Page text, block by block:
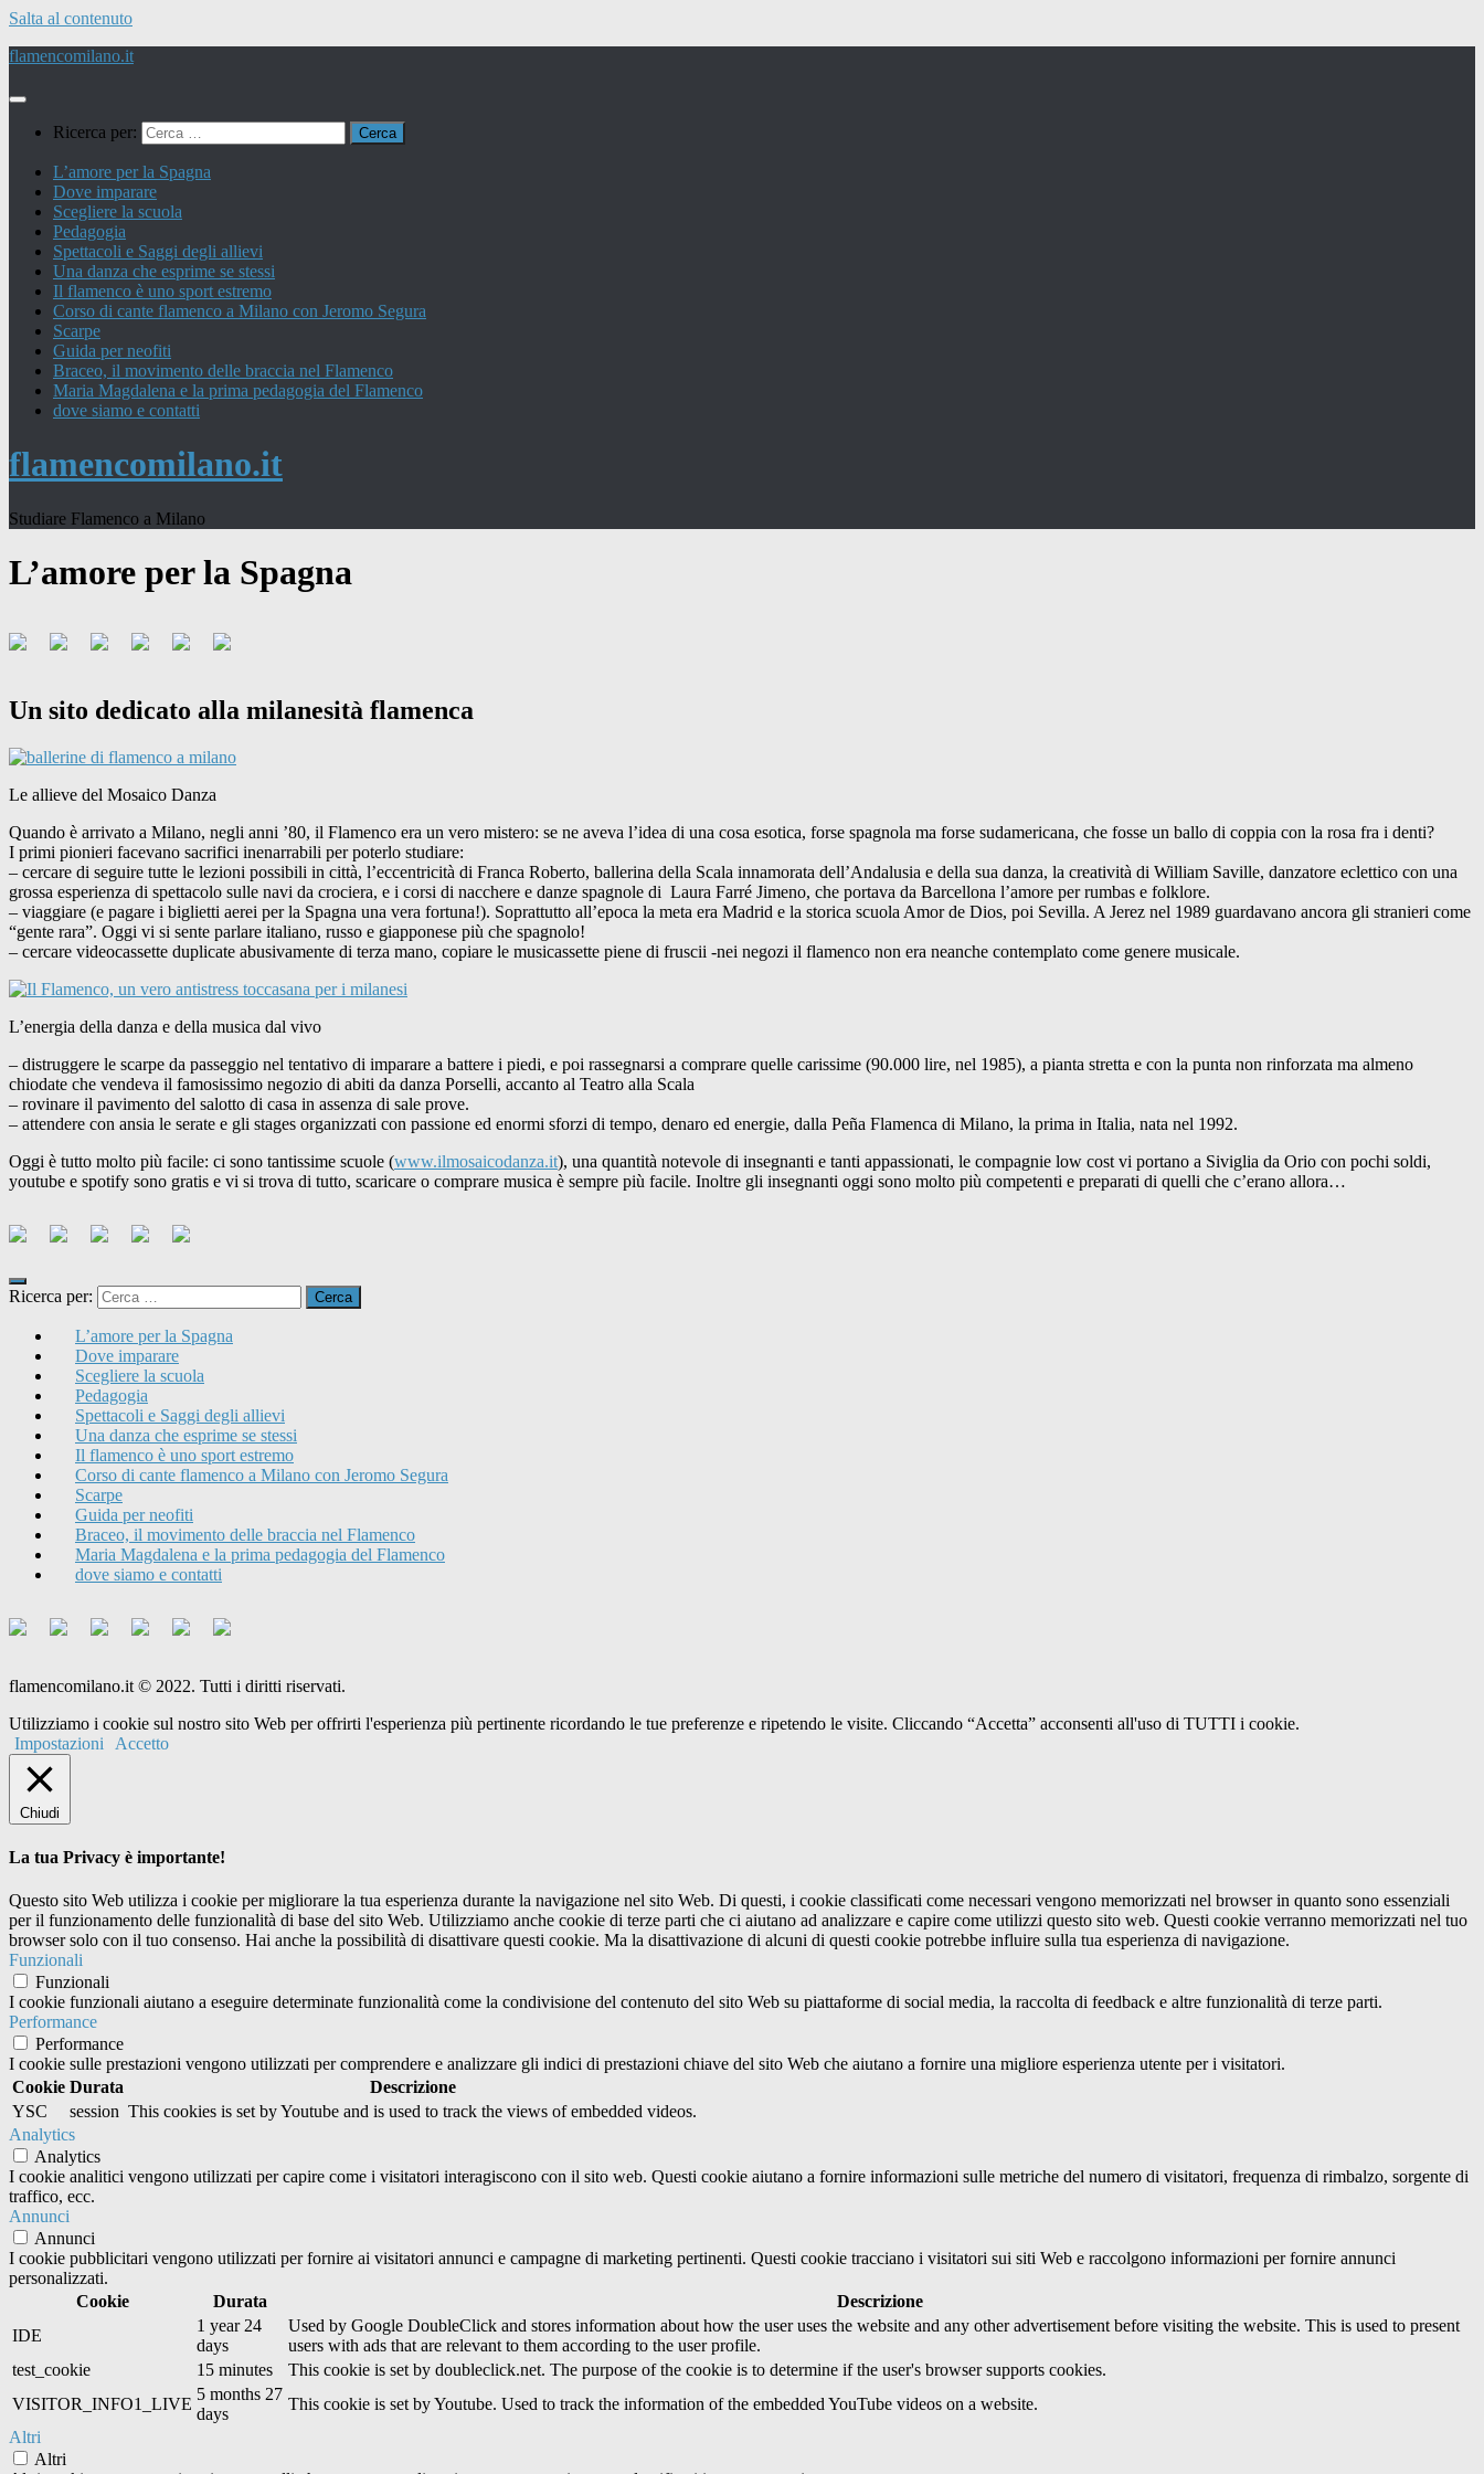
Salta al contenuto
flamencomilano.it
Ricerca per:
L’amore per la Spagna
Dove imparare
Scegliere la scuola
Pedagogia
Spettacoli e Saggi degli allievi
Una danza che esprime se stessi
Il flamenco è uno sport estremo
Corso di cante flamenco a Milano con Jeromo Segura
Scarpe
Guida per neofiti
Braceo, il movimento delle braccia nel Flamenco
Maria Magdalena e la prima pedagogia del Flamenco
dove siamo e contatti
flamencomilano.it
Studiare Flamenco a Milano
L’amore per la Spagna
Un sito dedicato alla milanesità flamenca
Le allieve del Mosaico Danza
Quando è arrivato a Milano, negli anni ’80, il Flamenco era un vero mistero: se ne aveva l’idea di una cosa esotica, forse spagnola ma forse sudamericana, che fosse un ballo di coppia con la rosa fra i denti?
I primi pionieri facevano sacrifici inenarrabili per poterlo studiare:
– cercare di seguire tutte le lezioni possibili in città, l’eccentricità di Franca Roberto, ballerina della Scala innamorata dell’Andalusia e della sua danza, la creatività di William Saville, danzatore eclettico con una
grossa esperienza di spettacolo sulle navi da crociera, e i corsi di nacchere e danze spagnole di Laura Farré Jimeno, che portava da Barcellona l’amore per rumbas e folklore.
– viaggiare (e pagare i biglietti aerei per la Spagna una vera fortuna!). Soprattutto all’epoca la meta era Madrid e la storica scuola Amor de Dios, poi Sevilla. A Jerez nel 1989 guardavano ancora gli stranieri come
“gente rara”. Oggi vi si sente parlare italiano, russo e giapponese più che spagnolo!
– cercare videocassette duplicate abusivamente di terza mano, copiare le musicassette piene di fruscii -nei negozi il flamenco non era neanche contemplato come genere musicale.
L’energia della danza e della musica dal vivo
– distruggere le scarpe da passeggio nel tentativo di imparare a battere i piedi, e poi rassegnarsi a comprare quelle carissime (90.000 lire, nel 1985), a pianta stretta e con la punta non rinforzata ma almeno
chiodate che vendeva il famosissimo negozio di abiti da danza Porselli, accanto al Teatro alla Scala
– rovinare il pavimento del salotto di casa in assenza di sale prove.
– attendere con ansia le serate e gli stages organizzati con passione ed enormi sforzi di tempo, denaro ed energie, dalla Peña Flamenca di Milano, la prima in Italia, nata nel 1992.
Oggi è tutto molto più facile: ci sono tantissime scuole (www.ilmosaicodanza.it), una quantità notevole di insegnanti e tanti appassionati, le compagnie low cost vi portano a Siviglia da Orio con pochi soldi,
youtube e spotify sono gratis e vi si trova di tutto, scaricare o comprare musica è sempre più facile. Inoltre gli insegnanti oggi sono molto più competenti e preparati di quelli che c’erano allora…
Ricerca per:
L’amore per la Spagna
Dove imparare
Scegliere la scuola
Pedagogia
Spettacoli e Saggi degli allievi
Una danza che esprime se stessi
Il flamenco è uno sport estremo
Corso di cante flamenco a Milano con Jeromo Segura
Scarpe
Guida per neofiti
Braceo, il movimento delle braccia nel Flamenco
Maria Magdalena e la prima pedagogia del Flamenco
dove siamo e contatti
flamencomilano.it © 2022. Tutti i diritti riservati.
Utilizziamo i cookie sul nostro sito Web per offrirti l'esperienza più pertinente ricordando le tue preferenze e ripetendo le visite. Cliccando “Accetta” acconsenti all'uso di TUTTI i cookie.
Impostazioni
Accetto
Chiudi
La tua Privacy è importante!
Questo sito Web utilizza i cookie per migliorare la tua esperienza durante la navigazione nel sito Web. Di questi, i cookie classificati come necessari vengono memorizzati nel browser in quanto sono essenziali
per il funzionamento delle funzionalità di base del sito Web. Utilizziamo anche cookie di terze parti che ci aiutano ad analizzare e capire come utilizzi questo sito web. Questi cookie verranno memorizzati nel tuo
browser solo con il tuo consenso. Hai anche la possibilità di disattivare questi cookie. Ma la disattivazione di alcuni di questi cookie potrebbe influire sulla tua esperienza di navigazione.
Funzionali
Funzionali
I cookie funzionali aiutano a eseguire determinate funzionalità come la condivisione del contenuto del sito Web su piattaforme di social media, la raccolta di feedback e altre funzionalità di terze parti.
Performance
Performance
I cookie sulle prestazioni vengono utilizzati per comprendere e analizzare gli indici di prestazioni chiave del sito Web che aiutano a fornire una migliore esperienza utente per i visitatori.
Cookie Durata
Descrizione
YSC
session This cookies is set by Youtube and is used to track the views of embedded videos.
Analytics
Analytics
I cookie analitici vengono utilizzati per capire come i visitatori interagiscono con il sito web. Questi cookie aiutano a fornire informazioni sulle metriche del numero di visitatori, frequenza di rimbalzo, sorgente di
traffico, ecc.
Annunci
Annunci
I cookie pubblicitari vengono utilizzati per fornire ai visitatori annunci e campagne di marketing pertinenti. Questi cookie tracciano i visitatori sui siti Web e raccolgono informazioni per fornire annunci
personalizzati.
Cookie
Durata
Descrizione
IDE
1 year 24
days
Used by Google DoubleClick and stores information about how the user uses the website and any other advertisement before visiting the website. This is used to present
users with ads that are relevant to them according to the user profile.
test_cookie
15 minutes
This cookie is set by doubleclick.net. The purpose of the cookie is to determine if the user's browser supports cookies.
VISITOR_INFO1_LIVE
5 months 27
days
This cookie is set by Youtube. Used to track the information of the embedded YouTube videos on a website.
Altri
Altri